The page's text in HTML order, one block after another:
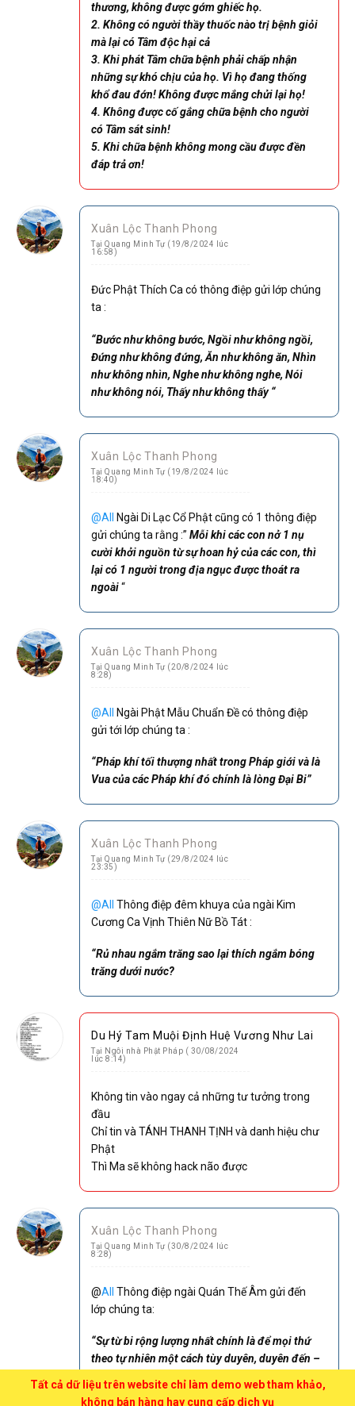
thương, không được gớm ghiếc họ.
2. Không có người thầy thuốc nào trị bệnh giỏi
mà lại có Tâm độc hại cả
3. Khi phát Tâm chữa bệnh phải chấp nhận
những sự khó chịu của họ. Vì họ đang thống
khổ đau đớn! Không được mắng chửi lại họ!
4. Không được cố gắng chữa bệnh cho người
có Tâm sát sinh!
5. Khi chữa bệnh không mong cầu được đền
đáp trả ơn!
Xuân Lộc Thanh Phong
Tại Quang Minh Tự (19/8/2024 lúc
16:58)
Đức Phật Thích Ca có thông điệp gửi lớp chúng
ta :
“Bước như không bước, Ngồi như không ngồi,
Đứng như không đứng, Ăn như không ăn, Nhìn
như không nhìn, Nghe như không nghe, Nói
như không nói, Thấy như không thấy “
Xuân Lộc Thanh Phong
Tại Quang Minh Tự (19/8/2024 lúc
18:40)
@All
Ngài Di Lạc Cổ Phật cũng có 1 thông điệp
gửi chúng ta rằng :” Mỗi khi các con nở 1 nụ
cười khởi nguồn từ sự hoan hỷ của các con, thì
lại có 1 người trong địa ngục được thoát ra
ngoài“
Xuân Lộc Thanh Phong
Tại Quang Minh Tự (20/8/2024 lúc
8:28)
@All
Ngài Phật Mẫu Chuẩn Đề có thông điệp
gửi tới lớp chúng ta :
“Pháp khí tối thượng nhất trong Pháp giới và là
Vua của các Pháp khí đó chính là lòng Đại Bi”
Xuân Lộc Thanh Phong
Tại Quang Minh Tự (29/8/2024 lúc
23:35)
@All
Thông điệp đêm khuya của ngài Kim
Cương Ca Vịnh Thiên Nữ Bồ Tát :
“Rủ nhau ngắm trăng sao lại thích ngắm bóng
trăng dưới nước?
Du Hý Tam Muội Định Huệ Vương Như Lai
Tại Ngôi nhà Phật Pháp ( 30/08/2024
lúc 8:14)
Không tin vào ngay cả những tư tưởng trong
đầu
Chỉ tin và TÁNH THANH TỊNH và danh hiệu chư
Phật
Thì Ma sẽ không hack não được
Xuân Lộc Thanh Phong
Tại Quang Minh Tự (30/8/2024 lúc
8:28)
@All
Thông điệp ngài Quán Thế Âm gửi đến
lớp chúng ta:
“Sự từ bi rộng lượng nhất chính là để mọi thứ
theo tự nhiên một cách tùy duyên, duyên đến –
Tất cả dữ liệu trên website chỉ làm demo web tham khảo,
không bán hàng hay cung cấp dịch vụ